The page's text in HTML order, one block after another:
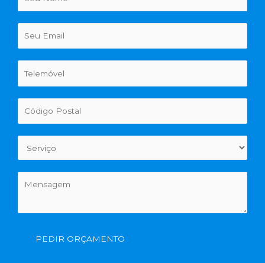
PEDIR ORÇAMENTO